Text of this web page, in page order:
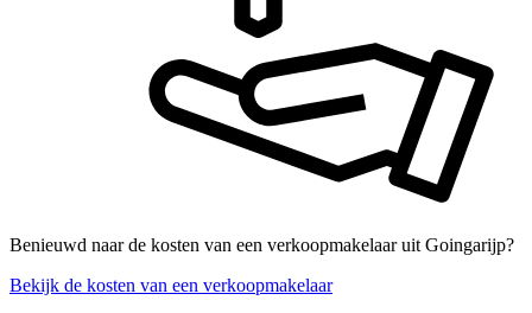
Benieuwd naar de kosten van een verkoopmakelaar uit Goingarijp?
Bekijk de kosten van een verkoopmakelaar